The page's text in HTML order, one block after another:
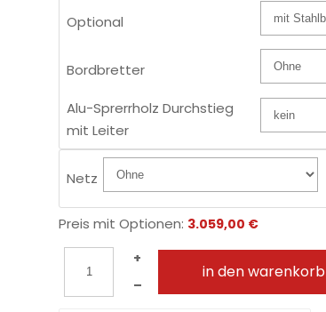
Optional
Bordbretter
Alu-Sprerrholz Durchstieg
mit Leiter
Netz
Preis mit Optionen: 3.059,00 €
+
–
in den warenkorb